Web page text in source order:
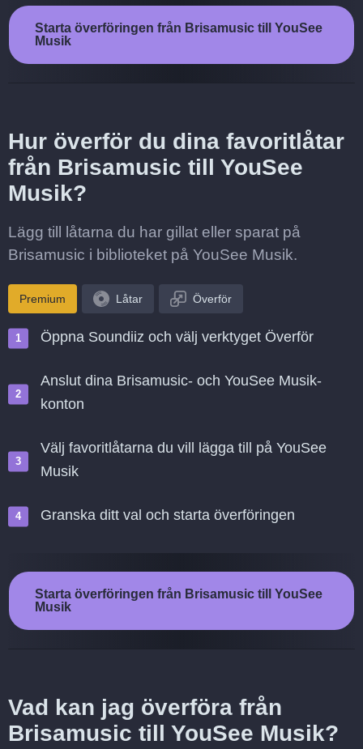
Starta överföringen från Brisamusic till YouSee
Musik
Hur överför du dina favoritlåtar
från Brisamusic till YouSee
Musik?
Lägg till låtarna du har gillat eller sparat på
Brisamusic i biblioteket på YouSee Musik.
Premium Låtar Överför
Öppna Soundiiz och välj verktyget Överför
Anslut dina Brisamusic- och YouSee Musik-
konton
Välj favoritlåtarna du vill lägga till på YouSee
Musik
Granska ditt val och starta överföringen
Starta överföringen från Brisamusic till YouSee
Musik
Vad kan jag överföra från
Brisamusic till YouSee Musik?